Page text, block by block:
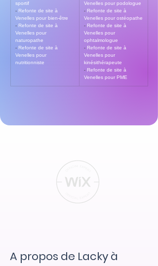
sportif
- Refonte de site à
Venelles pour bien-être
- Refonte de site à
Venelles pour
naturopathe
- Refonte de site à
Venelles pour
nutritionniste
Venelles pour podologue
- Refonte de site à
Venelles pour ostéopathe
- Refonte de site à
Venelles pour
ophtalmologue
- Refonte de site à
Venelles pour
kinésithérapeute
- Refonte de site à
Venelles pour PME
A propos de Lacky à